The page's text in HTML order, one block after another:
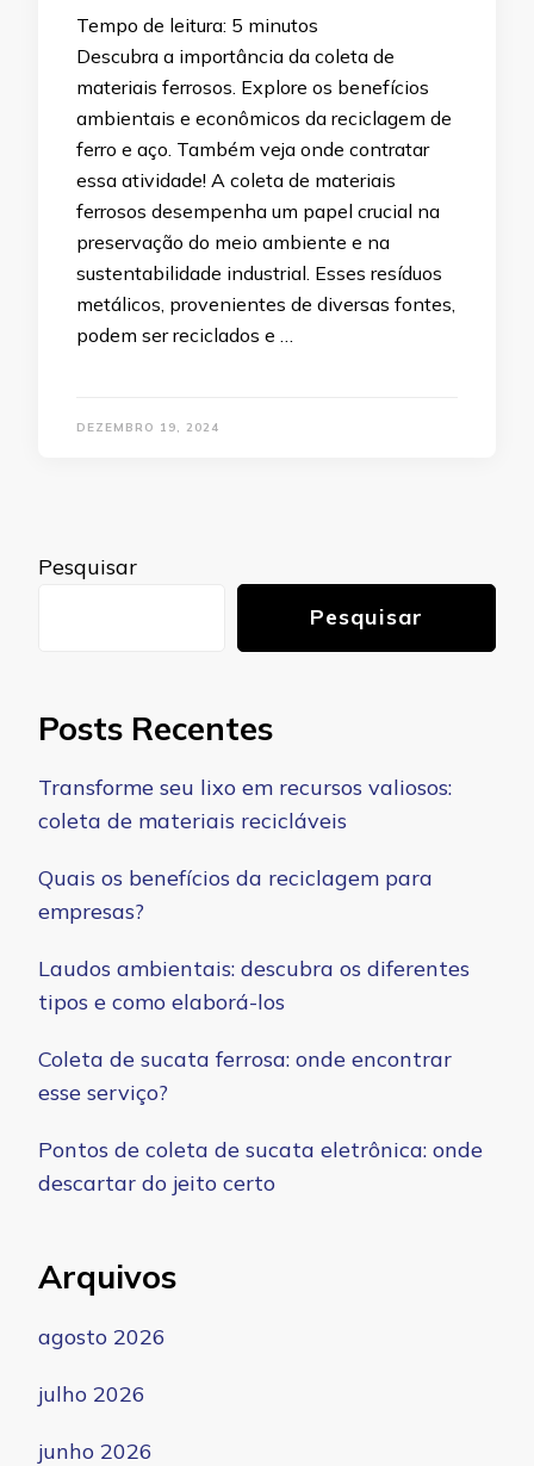
Tempo de leitura: 5 minutos
Descubra a importância da coleta de
materiais ferrosos. Explore os benefícios
ambientais e econômicos da reciclagem de
ferro e aço. Também veja onde contratar
essa atividade! A coleta de materiais
ferrosos desempenha um papel crucial na
preservação do meio ambiente e na
sustentabilidade industrial. Esses resíduos
metálicos, provenientes de diversas fontes,
podem ser reciclados e …
DEZEMBRO 19, 2024
Pesquisar
Pesquisar
Posts Recentes
Transforme seu lixo em recursos valiosos:
coleta de materiais recicláveis
Quais os benefícios da reciclagem para
empresas?
Laudos ambientais: descubra os diferentes
tipos e como elaborá-los
Coleta de sucata ferrosa: onde encontrar
esse serviço?
Pontos de coleta de sucata eletrônica: onde
descartar do jeito certo
Arquivos
agosto 2026
julho 2026
junho 2026